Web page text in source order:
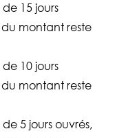
15 jours
du montant reste
10 jours
du montant reste
5 jours ouvrés,